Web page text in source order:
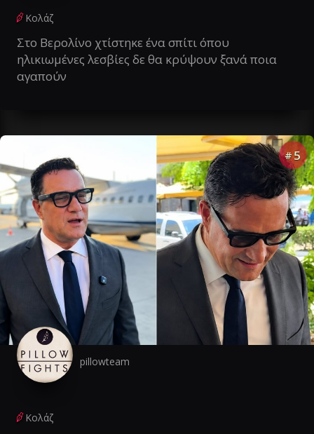
Κολάζ
Στο Βερολίνο χτίστηκε ένα σπίτι όπου
ηλικιωμένες λεσβίες δε θα κρύψουν ξανά ποια
αγαπούν
# 5
pillowteam
Κολάζ